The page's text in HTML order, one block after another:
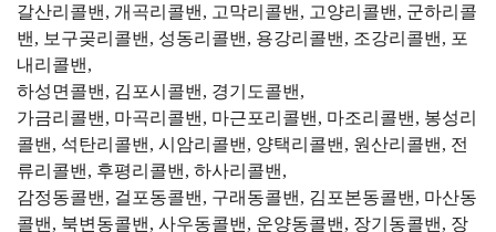
갈산리콜밴, 개곡리콜밴, 고막리콜밴, 고양리콜밴, 군하리콜
밴, 보구곶리콜밴, 성동리콜밴, 용강리콜밴, 조강리콜밴, 포
내리콜밴,
하성면콜밴, 김포시콜밴, 경기도콜밴,
가금리콜밴, 마곡리콜밴, 마근포리콜밴, 마조리콜밴, 봉성리
콜밴, 석탄리콜밴, 시암리콜밴, 양택리콜밴, 원산리콜밴, 전
류리콜밴, 후평리콜밴, 하사리콜밴,
감정동콜밴, 걸포동콜밴, 구래동콜밴, 김포본동콜밴, 마산동
콜밴, 북변동콜밴, 사우동콜밴, 운양동콜밴, 장기동콜밴, 장